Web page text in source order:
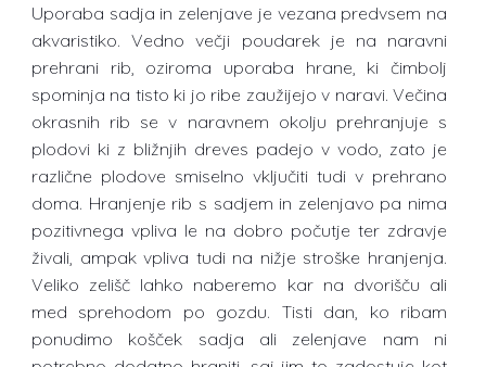
Uporaba sadja in zelenjave je vezana predvsem na
akvaristiko. Vedno večji poudarek je na naravni
prehrani rib, oziroma uporaba hrane, ki čimbolj
spominja na tisto ki jo ribe zaužijejo v naravi. Večina
okrasnih rib se v naravnem okolju prehranjuje s
plodovi ki z bližnjih dreves padejo v vodo, zato je
različne plodove smiselno vključiti tudi v prehrano
doma. Hranjenje rib s sadjem in zelenjavo pa nima
pozitivnega vpliva le na dobro počutje ter zdravje
živali, ampak vpliva tudi na nižje stroške hranjenja.
Veliko zelišč lahko naberemo kar na dvorišču ali
med sprehodom po gozdu. Tisti dan, ko ribam
ponudimo košček sadja ali zelenjave nam ni